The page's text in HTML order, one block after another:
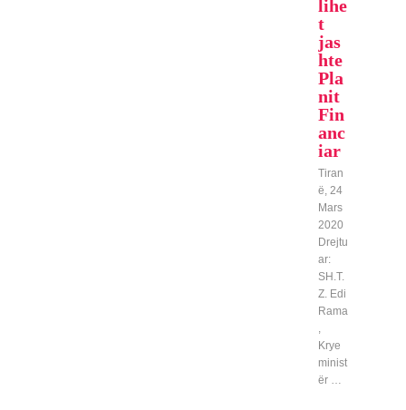
lihe
t
jas
hte
Pla
nit
Fin
anc
iar
Tiran
ë, 24
Mars
2020
Drejtu
ar:
SH.T.
Z. Edi
Rama
,
Krye
minist
ër …